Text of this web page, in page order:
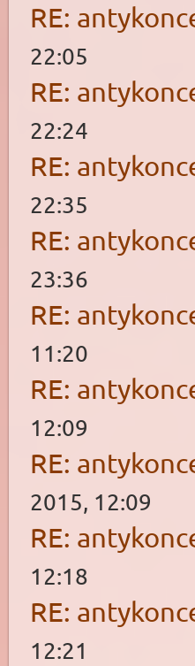
RE:
22:05
RE:
22:24
RE:
22:35
RE:
23:36
RE:
11:20
RE:
12:09
RE:
2015, 12:09
RE:
12:18
RE:
12:21